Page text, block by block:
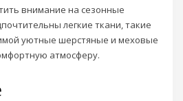
внимание на сезонные
легкие ткани, такие
уютные шерстяные и меховые
атмосферу.